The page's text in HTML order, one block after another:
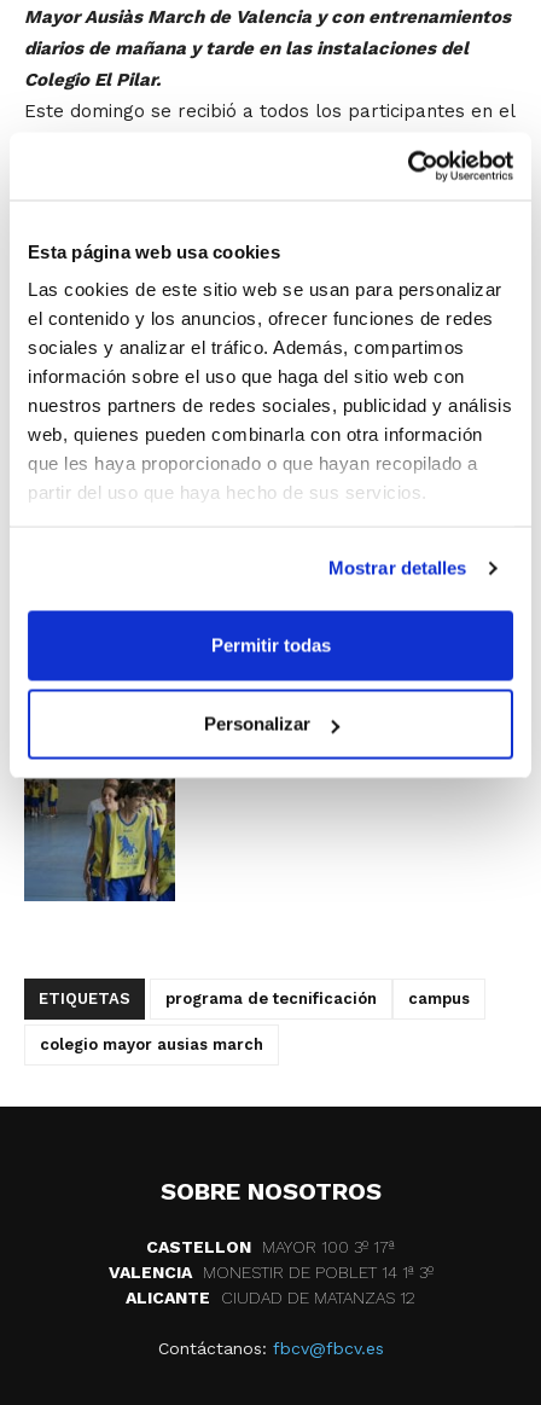
Esta página web usa cookies
Las cookies de este sitio web se usan para personalizar
el contenido y los anuncios, ofrecer funciones de redes
sociales y analizar el tráfico. Además, compartimos
información sobre el uso que haga del sitio web con
nuestros partners de redes sociales, publicidad y análisis
web, quienes pueden combinarla con otra información
que les haya proporcionado o que hayan recopilado a
partir del uso que haya hecho de sus servicios.
Mostrar detalles
Permitir todas
Personalizar
Mayor Ausiàs March de Valencia y con entrenamientos
diarios de mañana y tarde en las instalaciones del
Colegio El Pilar.
Este domingo se recibió a todos los participantes en el
entrenadores y tutores, realizaron una primera sesión
Y como no podía ser de otra manera, la Final de la
Eurocopa entre España e Italia marcó el final de una
primera jornada intensa que abre una semana
inolvidable para todos los participantes.
Si has nacido entre los años 1995 y 1998, y no quieres
perderte este Campus, puedes todavía inscribirte al
ETIQUETAS programa de tecnificación campus
colegio mayor ausias march
SOBRE NOSOTROS
CASTELLON
MAYOR 100 3º 17ª
VALENCIA
MONESTIR DE POBLET 14 1ª 3º
ALICANTE
CIUDAD DE MATANZAS 12
Contáctanos: fbcv@fbcv.es